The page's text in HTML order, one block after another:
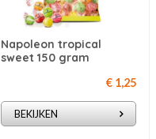
Napoleon tropical
sweet 150 gram
€ 1,25
BEKIJKEN